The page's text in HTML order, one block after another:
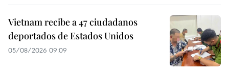
Vietnam recibe a 47 ciudadanos
deportados de Estados Unidos
05/08/2026 09:09